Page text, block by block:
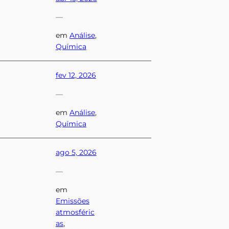
—
em Análise,
Química
fev 12, 2026
—
em Análise,
Química
ago 5, 2026
—
em
Emissões
atmosféric
as,